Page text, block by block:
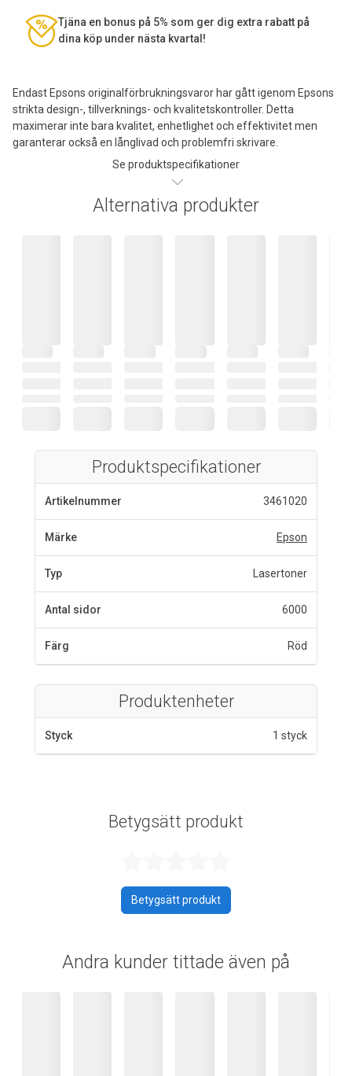
Endast Epsons originalförbrukningsvaror har gått igenom Epsons
strikta design-, tillverknings- och kvalitetskontroller. Detta
maximerar inte bara kvalitet, enhetlighet och effektivitet men
garanterar också en långlivad och problemfri skrivare.
Se produktspecifikationer
Tjäna en bonus på 5% som ger dig extra rabatt på
dina köp under nästa kvartal!
Alternativa produkter
Produktspecifikationer
Artikelnummer 3461020
Märke Epson
Typ Lasertoner
Antal sidor 6000
Färg Röd
Produktenheter
Styck 1 styck
Betygsätt produkt
Betygsätt produkt
Andra kunder tittade även på